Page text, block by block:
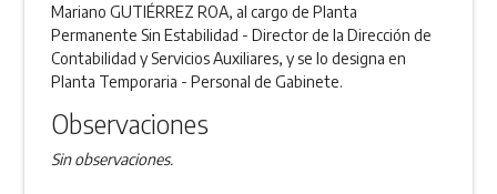
Mariano GUTIÉRREZ ROA, al cargo de Planta
Permanente Sin Estabilidad - Director de la Dirección de
Contabilidad y Servicios Auxiliares, y se lo designa en
Planta Temporaria - Personal de Gabinete.
Observaciones
Sin observaciones.